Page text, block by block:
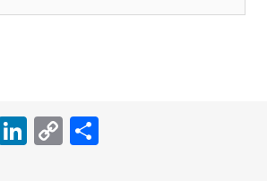
LinkedIn
Copy
Link
共